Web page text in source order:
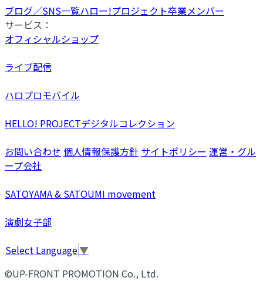
ブログ／SNS一覧ハロー!プロジェクト卒業メンバー
サービス：
オフィシャルショップ
ライブ配信
ハロプロモバイル
HELLO! PROJECTデジタルコレクション
お問い合わせ 個人情報保護方針 サイトポリシー 運営・グル
ープ会社
SATOYAMA & SATOUMI movement
演劇女子部
Select Language▼
©UP-FRONT PROMOTION Co., Ltd.